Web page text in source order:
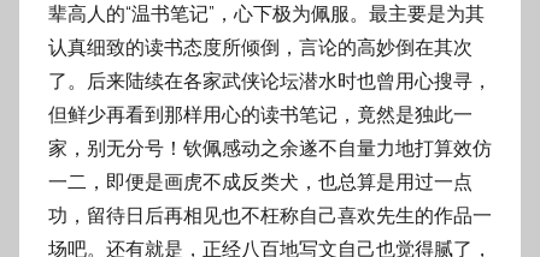
辈高人的“温书笔记”，心下极为佩服。最主要是为其
认真细致的读书态度所倾倒，言论的高妙倒在其次
了。后来陆续在各家武侠论坛潜水时也曾用心搜寻，
但鲜少再看到那样用心的读书笔记，竟然是独此一
家，别无分号！钦佩感动之余遂不自量力地打算效仿
一二，即便是画虎不成反类犬，也总算是用过一点
功，留待日后再相见也不枉称自己喜欢先生的作品一
场吧。还有就是，正经八百地写文自己也觉得腻了，